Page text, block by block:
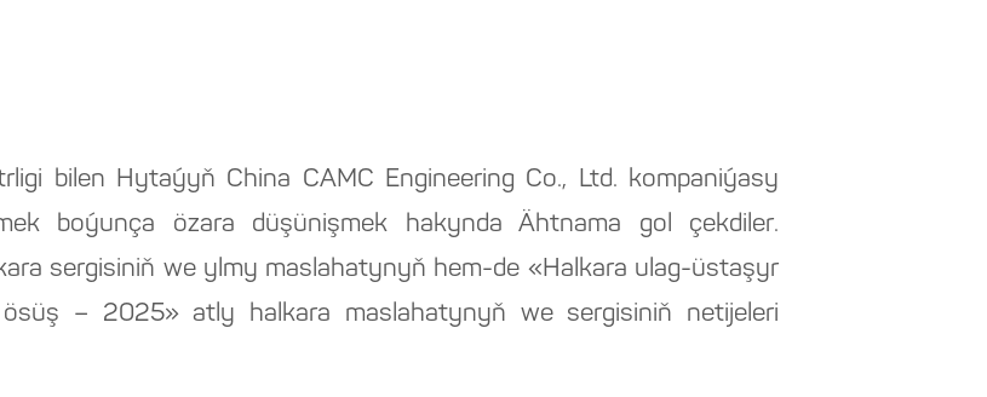
bilen Hytaýyň China CAMC Engineering Co., Ltd. kompaniýasy
boýunça özara düşünişmek hakynda Ähtnama gol çekdiler.
sergisiniň we ylmy maslahatynyň hem-de «Halkara ulag-üstaşyr
ösüş – 2025» atly halkara maslahatynyň we sergisiniň netijeleri